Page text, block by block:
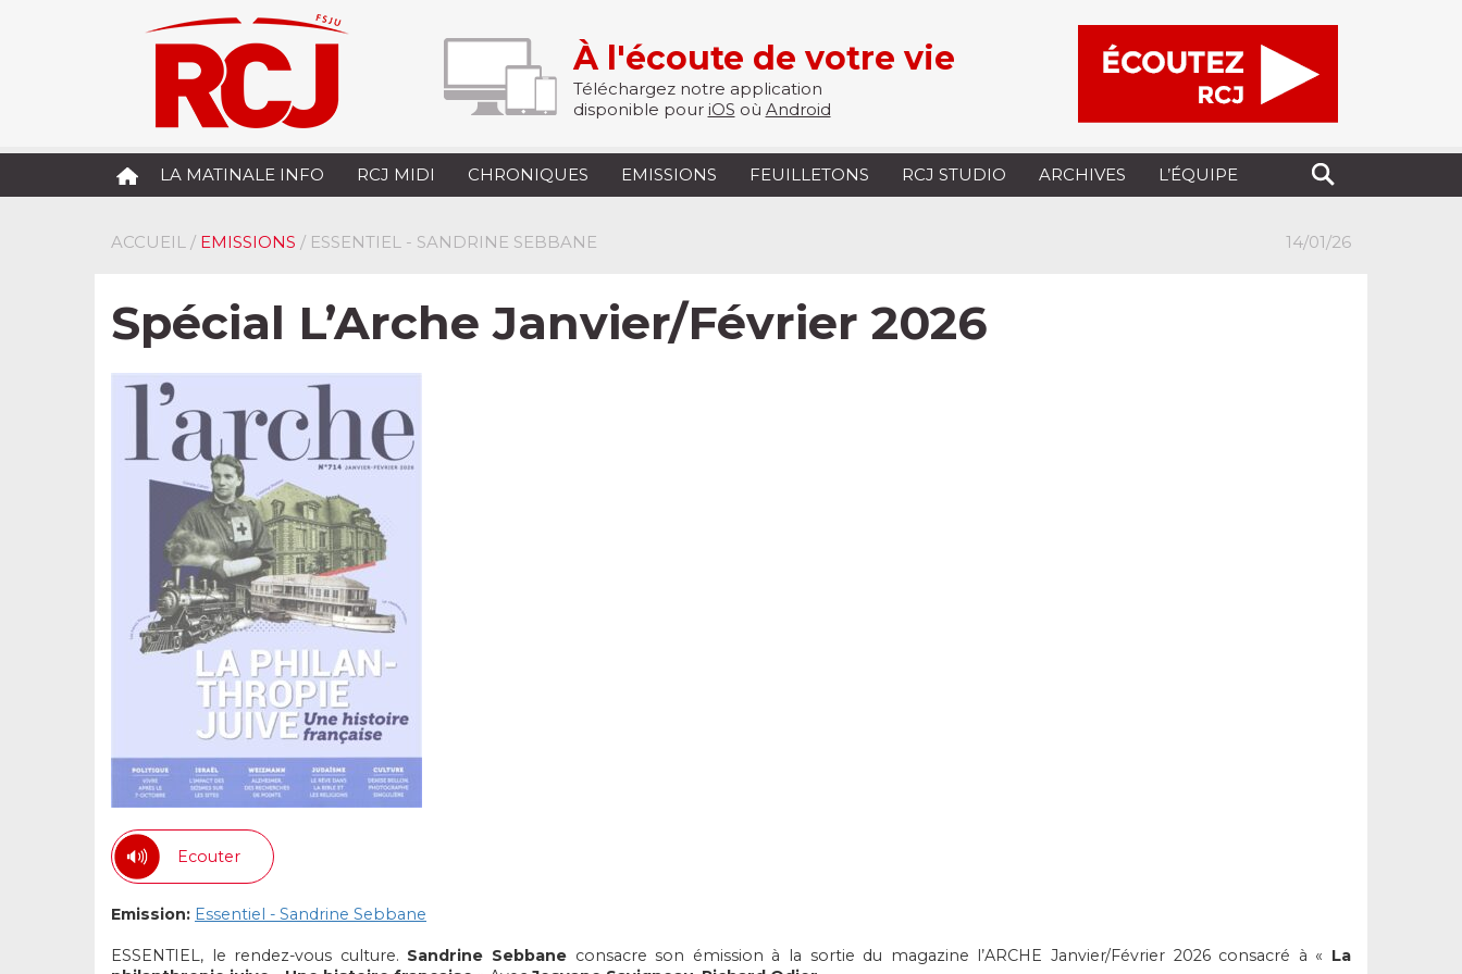
À l'écoute de votre vie
Téléchargez notre application
disponible pour iOS où Android
LA MATINALE INFO RCJ MIDI CHRONIQUES EMISSIONS FEUILLETONS RCJ STUDIO ARCHIVES L’ÉQUIPE
ACCUEIL / EMISSIONS / ESSENTIEL - SANDRINE SEBBANE 14/01/26
Spécial L’Arche Janvier/Février 2026
Ecouter
Emission: Essentiel - Sandrine Sebbane
ESSENTIEL, le rendez-vous culture. Sandrine Sebbane consacre son émission à la sortie du magazine l’ARCHE Janvier/Février 2026 consacré à « La